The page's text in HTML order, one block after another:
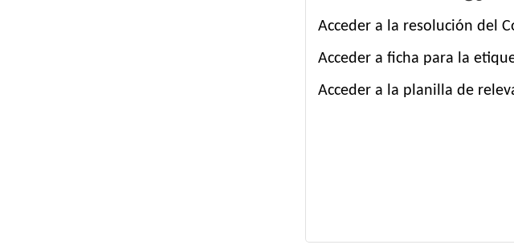
Acceder a la resolución del
Acceder a ficha para la
Acceder a la planilla de